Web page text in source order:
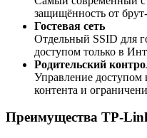
защищённость от
Гостевая сеть
Отдельный SSID для
доступом только в
Родительский
Управление доступом
контента и
Преимущества TP-